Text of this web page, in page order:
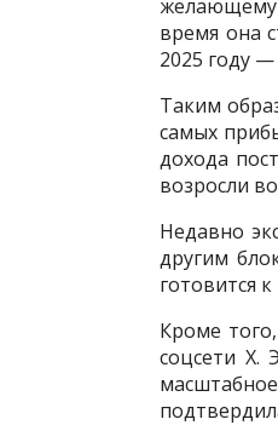
желающему
время она
2025 году
Таким
самых
дохода
возросли
Недавно
другим
готовится
Кроме
соцсети